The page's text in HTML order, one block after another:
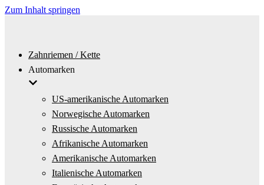
Zum Inhalt springen
Zahnriemen / Kette
Automarken
US-amerikanische Automarken
Norwegische Automarken
Russische Automarken
Afrikanische Automarken
Amerikanische Automarken
Italienische Automarken